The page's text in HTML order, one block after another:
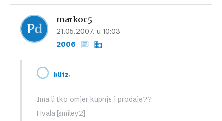
markoc5
21.05.2007. u 10:03
2006
blitz,
Ima li tko omjer kupnje i prodaje??
Hvala![smiley2]